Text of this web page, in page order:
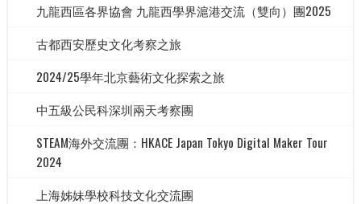
九龍西區各界協會 九龍西學界滬港交流（雙向）團2025
古都西安歷史文化考察之旅
2024/25學年北京藝術文化探索之旅
中五級公民科深圳兩天考察團
STEAM海外交流團：HKACE Japan Tokyo Digital Maker Tour
2024
上海姊妹學校科技文化交流團